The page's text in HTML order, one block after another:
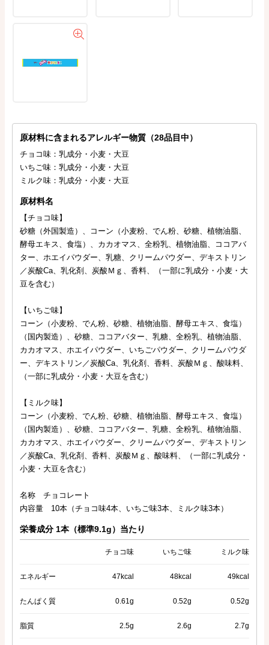
原材料に含まれるアレルギー物質（28品目中）
チョコ味：乳成分・小麦・大豆
いちご味：乳成分・小麦・大豆
ミルク味：乳成分・小麦・大豆
原材料名
【チョコ味】
砂糖（外国製造）、コーン（小麦粉、でん粉、砂糖、植物油脂、
酵母エキス、食塩）、カカオマス、全粉乳、植物油脂、ココアバ
ター、ホエイパウダー、乳糖、クリームパウダー、デキストリン
／炭酸Ca、乳化剤、炭酸Ｍｇ、香料、（一部に乳成分・小麦・大
豆を含む）
【いちご味】
コーン（小麦粉、でん粉、砂糖、植物油脂、酵母エキス、食塩）
（国内製造）、砂糖、ココアバター、乳糖、全粉乳、植物油脂、
カカオマス、ホエイパウダー、いちごパウダー、クリームパウダ
ー、デキストリン／炭酸Ca、乳化剤、香料、炭酸Ｍｇ、酸味料、
（一部に乳成分・小麦・大豆を含む）
【ミルク味】
コーン（小麦粉、でん粉、砂糖、植物油脂、酵母エキス、食塩）
（国内製造）、砂糖、ココアバター、乳糖、全粉乳、植物油脂、
カカオマス、ホエイパウダー、クリームパウダー、デキストリン
／炭酸Ca、乳化剤、香料、炭酸Ｍｇ、酸味料、（一部に乳成分・
小麦・大豆を含む）
名称 チョコレート
内容量 10本（チョコ味4本、いちご味3本、ミルク味3本）
栄養成分 1本（標準9.1g）当たり
チョコ味 いちご味 ミルク味
エネルギー 47kcal 48kcal 49kcal
たんぱく質 0.61g 0.52g 0.52g
脂質 2.5g 2.6g 2.7g